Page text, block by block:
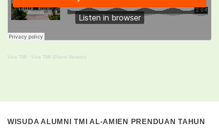
Viva TMI · Viva TMI (Piano Version)
WISUDA ALUMNI TMI AL-AMIEN PRENDUAN TAHUN